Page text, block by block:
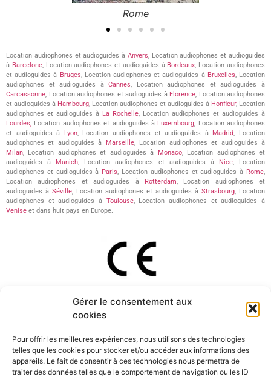
Gérer le consentement aux
cookies
Pour offrir les meilleures expériences, nous utilisons des technologies
telles que les cookies pour stocker et/ou accéder aux informations des
appareils. Le fait de consentir à ces technologies nous permettra de
traiter des données telles que le comportement de navigation ou les ID
Rome
Location audiophones et audioguides à Anvers , Location audiophones et audioguides
à Barcelone, Location audiophones et audioguides à Bordeaux , Location audiophones
et audioguides à Bruges , Location audiophones et audioguides à Bruxelles , Location
audiophones et audioguides àCannes , Location audiophones et audioguides à
Carcassonne , Location audiophones et audioguides à Florence , Location audiophones
et audioguides à Hambourg , Location audiophones et audioguides à Honfleur, Location
audiophones et audioguides à La Rochelle , Location audiophones et audioguides à
Lourdes,
Location audiophones et audioguides à Luxembourg , Location audiophones
et audioguides à Lyon, Location audiophones et audioguides à Madrid
, Location
audiophones et audioguides à Marseille, Location audiophones et audioguides à
Milan , Location audiophones et audioguides à Monaco, Location audiophones et
audioguides à Munich , Location audiophones et audioguides à Nice, Location
audiophones et audioguides à Paris , Location audiophones et audioguides à Rome
Location audiophones et audioguides à Rotterdam , Location audiophones et
audioguides à Séville , Location audiophones et audioguides à Strasbourg , Location
audiophones et audioguides à Toulouse, Location audiophones et audioguides à
Venise et dans huit pays en Europe.
equipments in compliance with the RED Directive 2014/53/EU